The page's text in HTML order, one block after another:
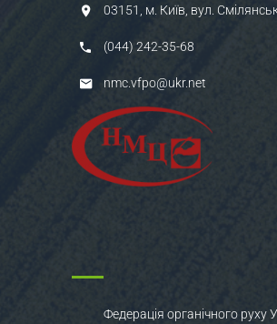
03151, м. Київ, вул.
(044) 242-35-68
nmc.vfpo@ukr.net
Федерація органічного руху